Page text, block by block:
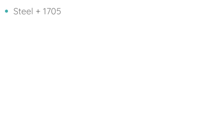
Steel + 1705